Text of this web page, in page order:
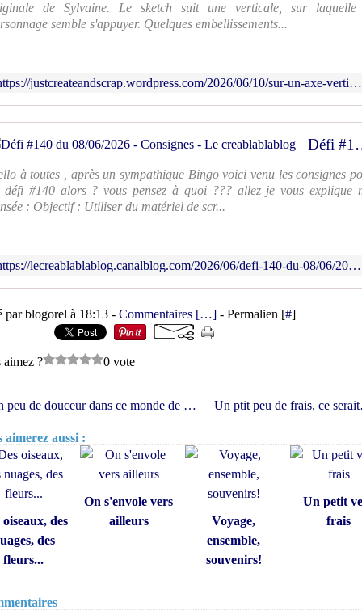
de Sylvaine. Le sketch suit une verticale, sur
semble s'appuyer. Quelques embellissements...
https://justcreateandscrap.wordpress.com/2026/06/10/sur-un-axe-vertical-une-photo-detouree-715/
Défi #140 du
à toutes , après un sympathique Bingo voici venu les consignes
défi #140 alors ? vous pensez à quoi ??? allez je vous explique
: Objectif : Utiliser du matériel de scr...
https://lecreablablablog.canalblog.com/2026/06/defi-140-du-08/06/2026-consignes.html
par blogorel à 18:13 - Commentaires […] - Permalien [#]
aimez ? 0 vote
Un peu de douceur dans ce monde de brutes Un
aimerez aussi :
oiseaux, des
des
fleurs...
On s'envole vers
ailleurs
Voyage,
ensemble,
souvenirs!
Un petit
frais